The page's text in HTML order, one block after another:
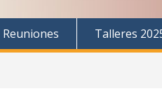
Reuniones Talleres